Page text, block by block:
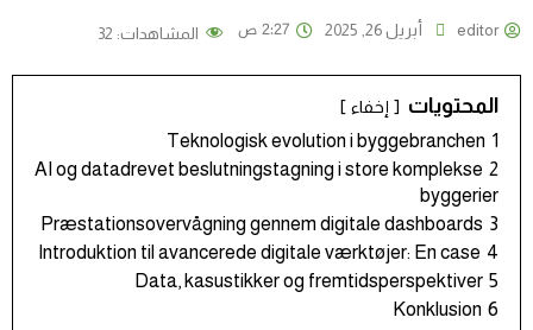
editor أبريل 26, 2025 2:27 ص المشاهدات: 32
المحتويات إخفاء
1
Teknologisk evolution i byggebranchen
2
AI og datadrevet beslutningstagning i store komplekse
byggerier
3
Præstationsovervågning gennem digitale dashboards
4
Introduktion til avancerede digitale værktøjer: En case
5
Data, kasustikker og fremtidsperspektiver
6
Konklusion